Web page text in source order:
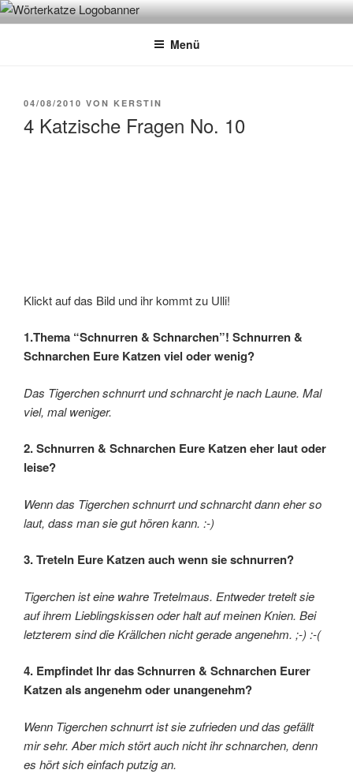
Zum
InhaltWÖRTERKATZE
Von Büchern erzählen
Menü
VERÖFFENTLICHT
04/08/2010 VON KERSTIN
4 Katzische Fragen No. 10
Klickt auf das Bild und ihr kommt zu Ulli!
1.Thema “Schnurren & Schnarchen”! Schnurren &
Schnarchen Eure Katzen viel oder wenig?
Das Tigerchen schnurrt und schnarcht je nach Laune. Mal
viel, mal weniger.
2. Schnurren & Schnarchen Eure Katzen eher laut oder
leise?
Wenn das Tigerchen schnurrt und schnarcht dann eher so
laut, dass man sie gut hören kann. :-)
3. Treteln Eure Katzen auch wenn sie schnurren?
Tigerchen ist eine wahre Tretelmaus. Entweder tretelt sie
auf ihrem Lieblingskissen oder halt auf meinen Knien. Bei
letzterem sind die Krällchen nicht gerade angenehm. ;-) :-(
4. Empfindet Ihr das Schnurren & Schnarchen Eurer
Katzen als angenehm oder unangenehm?
Wenn Tigerchen schnurrt ist sie zufrieden und das gefällt
mir sehr. Aber mich stört auch nicht ihr schnarchen, denn
es hört sich einfach putzig an.